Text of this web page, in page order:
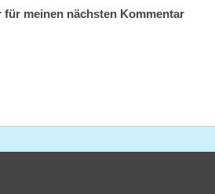
meinen nächsten Kommentar